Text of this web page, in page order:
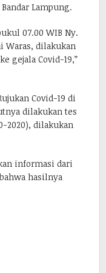
Lampung.
07.00 WIB Ny.
Waras, dilakukan
gejala Covid-19,”
Covid-19 di
dilakukan tes
2020), dilakukan
informasi dari
hasilnya